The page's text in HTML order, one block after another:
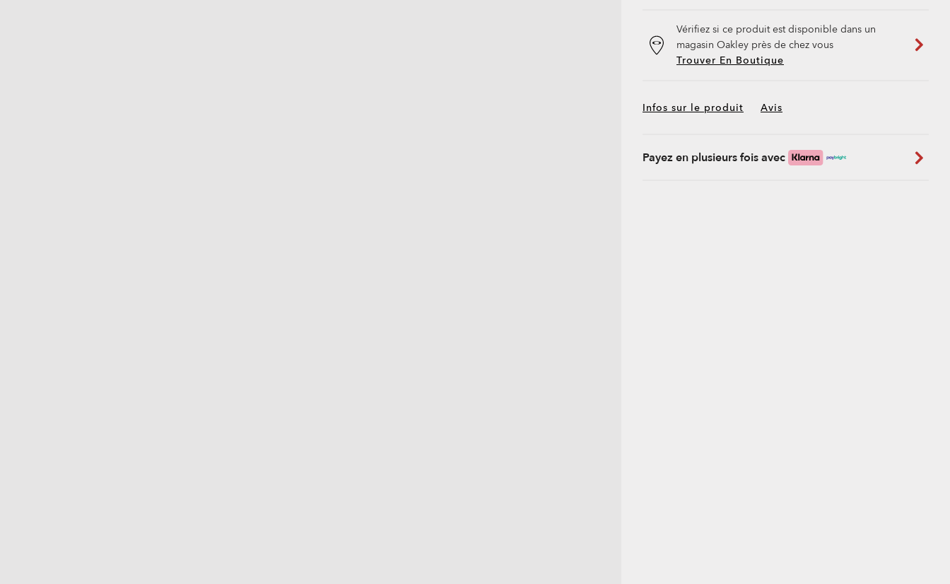
Vérifiez si ce produit est disponible dans un
magasin Oakley près de chez vous
Trouver En Boutique
Infos sur le produit Avis
Payez en plusieurs fois avec